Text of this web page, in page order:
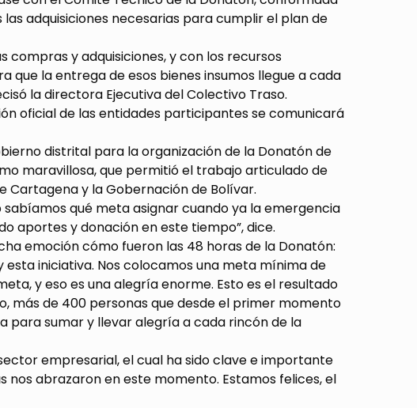
adquisiciones necesarias para cumplir el plan de
y adquisiciones, y con los recursos
que la entrega de esos bienes insumos llegue a cada
la directora Ejecutiva del Colectivo Traso.
oficial de las entidades participantes se comunicará
distrital para la organización de la Donatón de
maravillosa, que permitió el trabajo articulado de
Cartagena y la Gobernación de Bolívar.
qué meta asignar cuando ya la emergencia
aportes y donación en este tiempo”, dice.
emoción cómo fueron las 48 horas de la Donatón:
iniciativa. Nos colocamos una meta mínima de
y eso es una alegría enorme. Esto es el resultado
más de 400 personas que desde el primer momento
para sumar y llevar alegría a cada rincón de la
empresarial, el cual ha sido clave e importante
nos abrazaron en este momento. Estamos felices, el